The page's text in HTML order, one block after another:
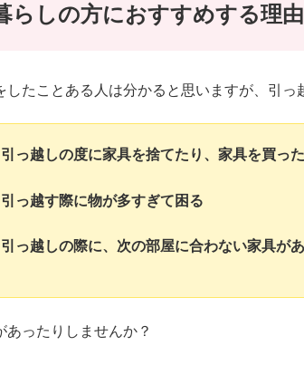
らしの方におすすめする理由
したことある人は分かると思いますが、引っ
引っ越しの度に家具を捨てたり、家具を買っ
引っ越す際に物が多すぎて困る
引っ越しの際に、次の部屋に合わない家具が
あったりしませんか？